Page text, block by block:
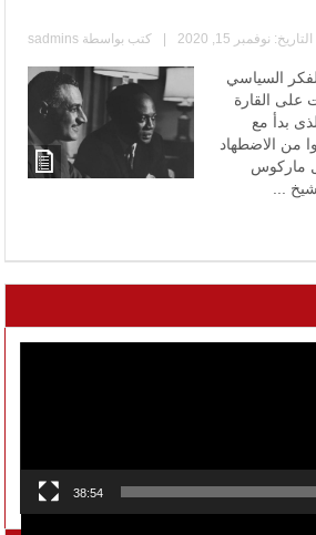
كتب بواسطة sadmins | التاريخ: نوفمبر 15, 2020
السياسي
على القارة
بدأ مع
من الاضطهاد
ماركوس
...
38:54